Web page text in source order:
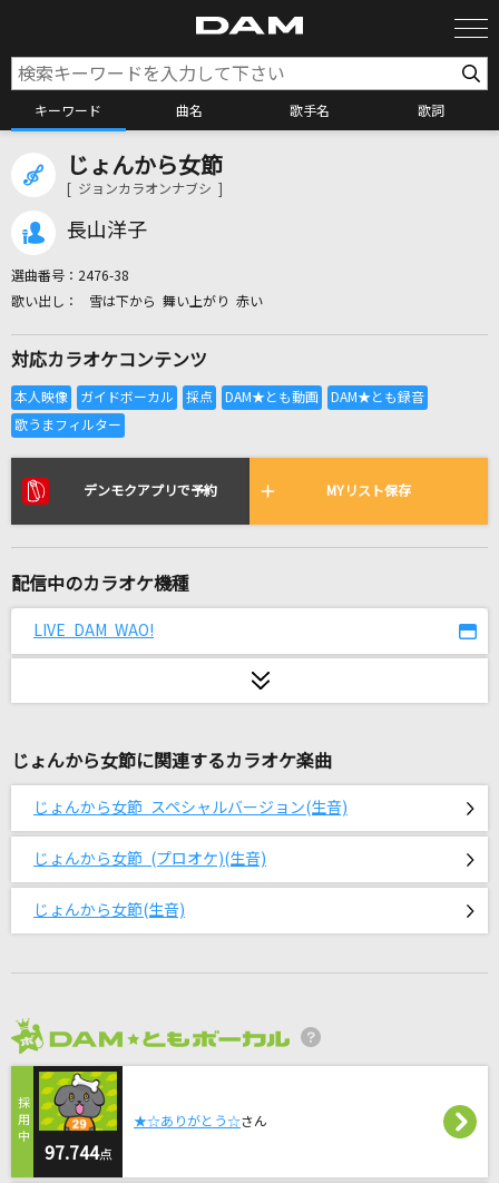
キーワード 曲名 歌手名 歌詞
カラオケ検索
全国りれき
リアルタイムで歌われている曲の一覧
PANDORA
JUST LIVE MORE
鎧武乃風
ヨルシカ
On-Party!
[生音]千の風になって
生まれてはじめて
渇望
CiON
劇薬中毒
＝LOVE
じょんから女節
[ ジョンカラオンナブシ ]
長山洋子
選曲番号： 2476-38
雪は下から 舞い上がり 赤い
対応カラオケコンテンツ
デンモクアプリで予約 MYリスト保存
配信中のカラオケ機種
LIVE DAM WAO!
じょんから女節に関連するカラオケ楽曲
じょんから女節 スペシャルバージョン(生音)
じょんから女節 (プロオケ)(生音)
じょんから女節(生音)
97.744点
★☆ありがとう☆さん